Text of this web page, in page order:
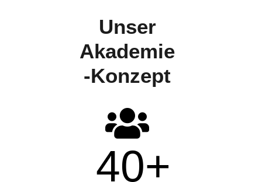
Unser
Akademie
-Konzept
40+